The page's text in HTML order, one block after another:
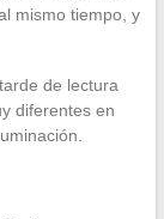
mismo tiempo, y
de lectura
diferentes en